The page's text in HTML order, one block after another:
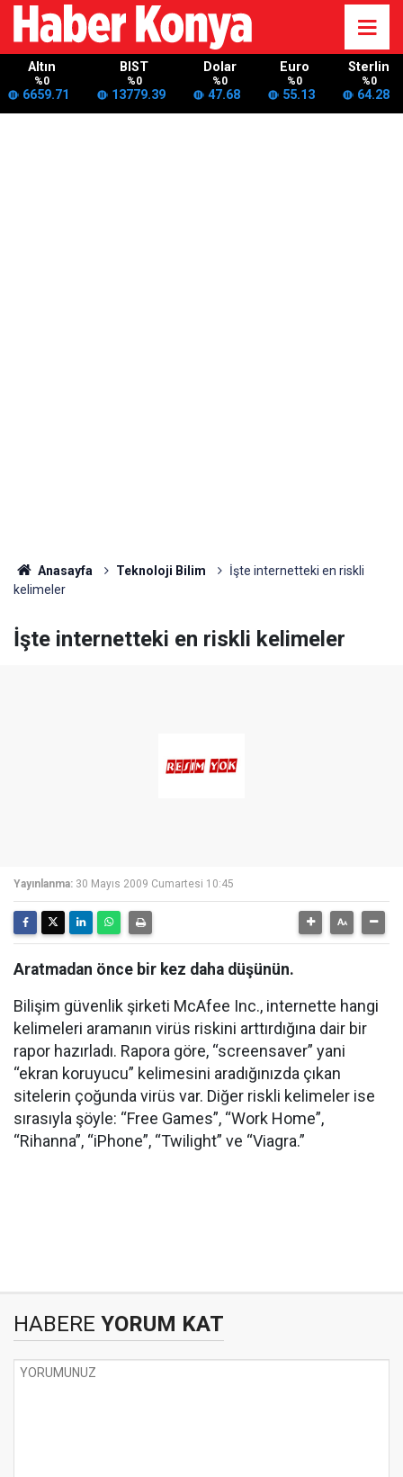
Altın
%0
6659.71
BIST
%0
13779.39
Dolar
%0
47.68
Euro
%0
55.13
Sterlin
%0
64.28
Anasayfa Teknoloji Bilim
İşte internetteki en riskli
kelimeler
İşte internetteki en riskli kelimeler
Yayınlanma: 30 Mayıs 2009 Cumartesi 10:45
Aratmadan önce bir kez daha düşünün.
Bilişim güvenlik şirketi McAfee Inc., internette hangi
kelimeleri aramanın virüs riskini arttırdığına dair bir
rapor hazırladı. Rapora göre, “screensaver” yani
“ekran koruyucu” kelimesini aradığınızda çıkan
sitelerin çoğunda virüs var. Diğer riskli kelimeler ise
sırasıyla şöyle: “Free Games”, “Work Home”,
“Rihanna”, “iPhone”, “Twilight” ve “Viagra.”
HABERE YORUM KAT